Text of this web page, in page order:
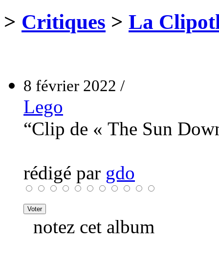
> Critiques > La
8 février 2022 /
Lego
“Clip de « The Sun
rédigé par gdo
notez cet album